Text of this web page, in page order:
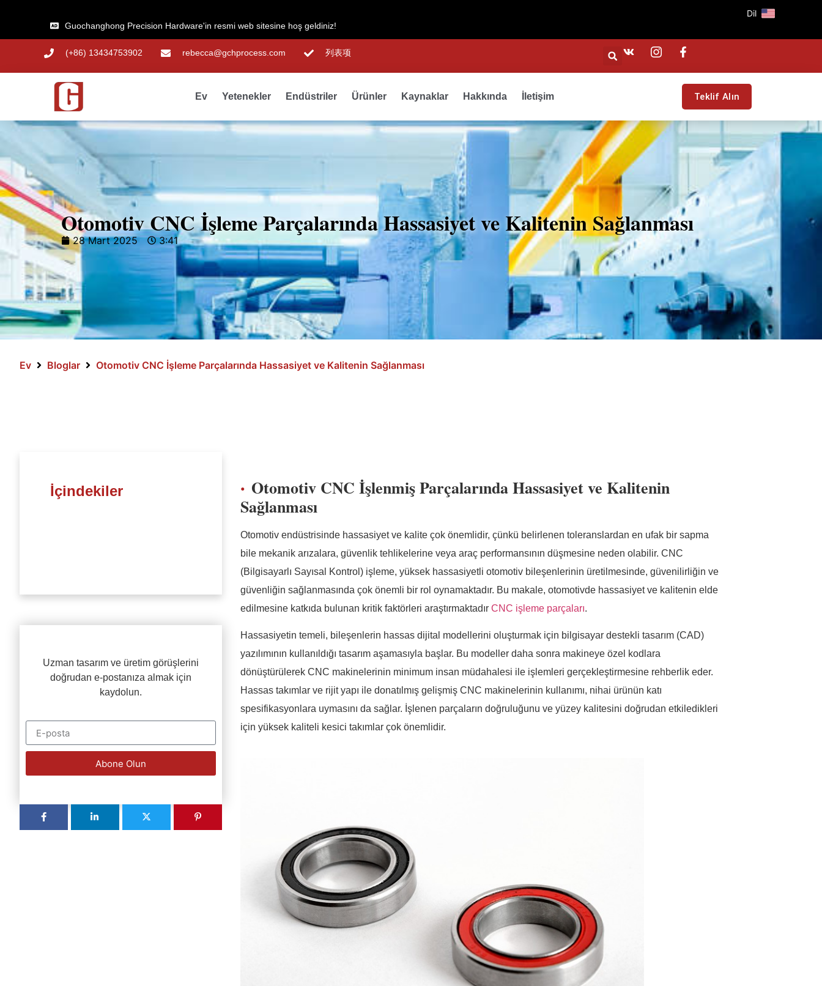
Guochanghong Precision Hardware'in resmi web sitesine hoş geldiniz!
Dil
(+86) 13434753902 rebecca@gchprocess.com 列表项
Ev Yetenekler Endüstriler Ürünler Kaynaklar Hakkında İletişim Teklif Alın
Otomotiv CNC İşleme Parçalarında Hassasiyet ve Kalitenin Sağlanması
28 Mart 2025 3:41
Ev Bloglar Otomotiv CNC İşleme Parçalarında Hassasiyet ve Kalitenin Sağlanması
İçindekiler
Uzman tasarım ve üretim görüşlerini
doğrudan e-postanıza almak için
kaydolun.
Abone Olun
Otomotiv CNC İşlenmiş Parçalarında Hassasiyet ve Kalitenin
Sağlanması
Otomotiv endüstrisinde hassasiyet ve kalite çok önemlidir, çünkü belirlenen toleranslardan en ufak bir sapma
bile mekanik arızalara, güvenlik tehlikelerine veya araç performansının düşmesine neden olabilir. CNC
(Bilgisayarlı Sayısal Kontrol) işleme, yüksek hassasiyetli otomotiv bileşenlerinin üretilmesinde, güvenilirliğin ve
güvenliğin sağlanmasında çok önemli bir rol oynamaktadır. Bu makale, otomotivde hassasiyet ve kalitenin elde
edilmesine katkıda bulunan kritik faktörleri araştırmaktadırCNC işleme parçaları.
Hassasiyetin temeli, bileşenlerin hassas dijital modellerini oluşturmak için bilgisayar destekli tasarım (CAD)
yazılımının kullanıldığı tasarım aşamasıyla başlar. Bu modeller daha sonra makineye özel kodlara
dönüştürülerek CNC makinelerinin minimum insan müdahalesi ile işlemleri gerçekleştirmesine rehberlik eder.
Hassas takımlar ve rijit yapı ile donatılmış gelişmiş CNC makinelerinin kullanımı, nihai ürünün katı
spesifikasyonlara uymasını da sağlar. İşlenen parçaların doğruluğunu ve yüzey kalitesini doğrudan etkiledikleri
için yüksek kaliteli kesici takımlar çok önemlidir.